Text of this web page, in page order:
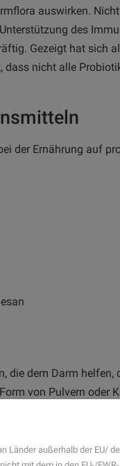
auswirken.
des
Gezeigt hat sich
nicht alle
der Ernährung auf
die dem Darm helfen,
von Pulvern oder
werden. Auch
Doch werben dürfen
das Immunsystem
Länder außerhalb der EU/